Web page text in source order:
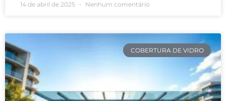
14 de abril de 2025 Nenhum comentário
COBERTURA DE VIDRO